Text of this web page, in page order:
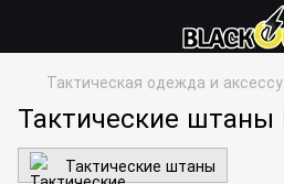
Тактическая одежда и
Тактические
Тактические штаны